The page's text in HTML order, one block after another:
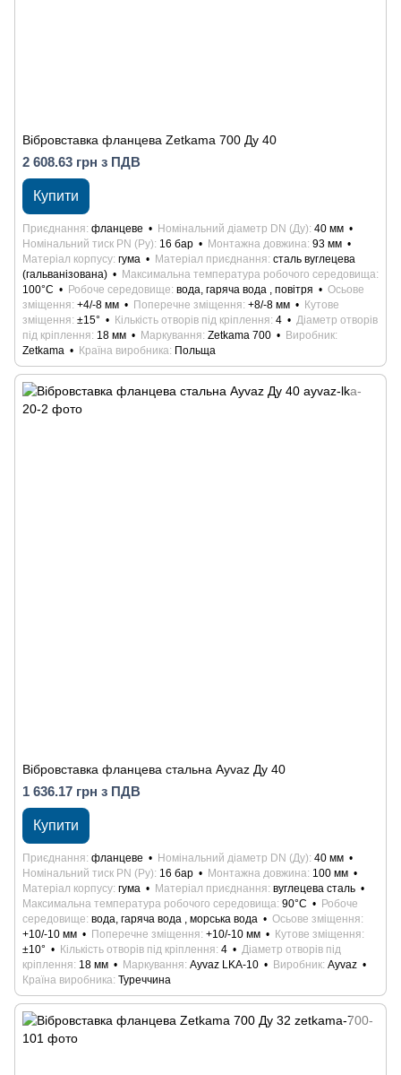
Вібровставка фланцева Zetkama 700 Ду 40
2 608.63 грн з ПДВ
Купити
Приєднання фланцеве Номінальний діаметр DN (Ду) 40 мм
Номінальний тиск PN (Ру) 16 бар Монтажна довжина 93 мм
Матеріал корпусу гума Матеріал приєднання сталь вуглецева
(гальванізована)
Максимальна температура робочого середовища
100°С
Робоче середовище вода, гаряча вода , повітря
Осьове
зміщення +4/-8 мм Поперечне зміщення +8/-8 мм
Кутове
зміщення ±15° Кількість отворів під кріплення 4
Діаметр отворів
під кріплення 18 мм Маркування Zetkama 700
Виробник
Zetkama
Країна виробника Польща
Вібровставка фланцева стальна Ayvaz Ду 40
1 636.17 грн з ПДВ
Купити
Приєднання фланцеве Номінальний діаметр DN (Ду) 40 мм
Номінальний тиск PN (Ру) 16 бар Монтажна довжина 100 мм
Матеріал корпусу гума Матеріал приєднання вуглецева сталь
Максимальна температура робочого середовища 90°С
Робоче
середовище вода, гаряча вода , морська вода
Осьове зміщення
+10/-10 мм
Поперечне зміщення +10/-10 мм
Кутове зміщення
±10°
Кількість отворів під кріплення 4
Діаметр отворів під
кріплення 18 мм Маркування Ayvaz LKA-10 Виробник Ayvaz
Країна виробника Туреччина